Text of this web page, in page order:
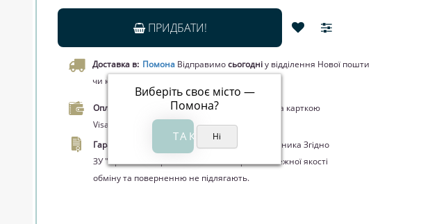
ПРИДБАТИ!
Доставка в: Помона
Виберіть своє місто —
Помона?
Відправимосьогодніу відділення Нової пошти
чи кур’єром.
Оплата.
Оплата при отриманні товару, Оплата карткою
Visa/MasterCard, Google Pay, Apple Pay
Гарантия.
14 днів офіційної гарантії від виробника Згідно
ЗУ "Про захист прав споживачів" вироби належної якості
обміну та поверненню не підлягають.